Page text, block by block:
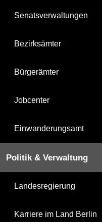
Senatsverwaltungen
Bezirksämter
Bürgerämter
Jobcenter
Einwanderungsamt
Politik & Verwaltung
Landesregierung
Karriere im Land Berlin